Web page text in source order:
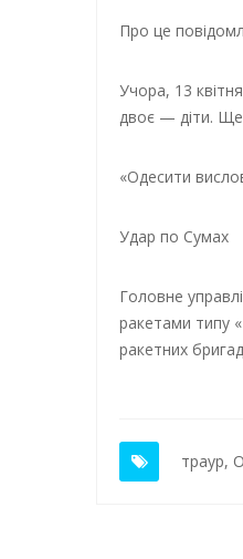
Про це
Учора, 13
двоє — діти. Ще
«Одесити
Удар по Сумах
Головне
ракетами типу
ракетних
траур,